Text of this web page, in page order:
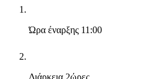
Ώρα έναρξης 11:00
Διάρκεια 2ώρες